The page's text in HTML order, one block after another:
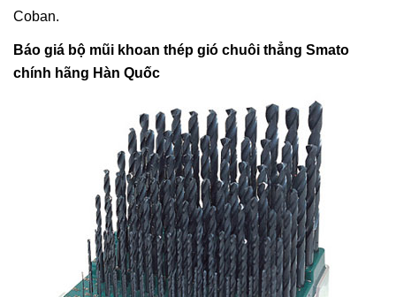
Coban.
Báo giá bộ mũi khoan thép gió chuôi thẳng Smato
chính hãng Hàn Quốc